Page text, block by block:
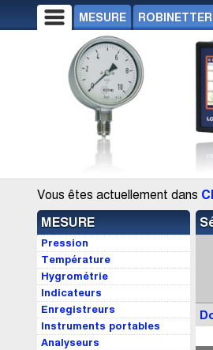
MESURE
Vous êtes actuellement dans
MESURE
Pression
Température
Hygrométrie
Indicateurs
Enregistreurs
Instruments portables
Analyseurs